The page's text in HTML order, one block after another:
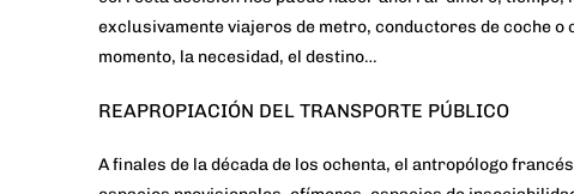
exclusivamente viajeros de metro, conductores de coche o
momento, la necesidad, el destino…
REAPROPIACIÓN DEL TRANSPORTE PÚBLICO
A finales de la década de los ochenta, el antropólogo francés